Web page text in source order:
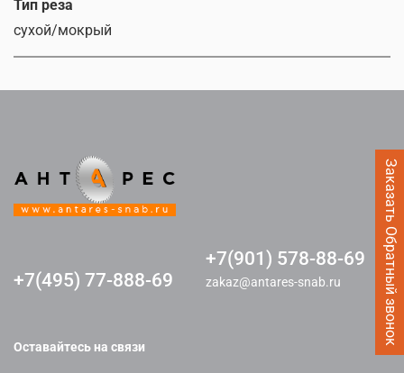
Заказать Обратный звонок
Тип реза
сухой/мокрый
+7(495) 77-888-69
+7(901) 578-88-69
zakaz@antares-snab.ru
Оставайтесь на связи